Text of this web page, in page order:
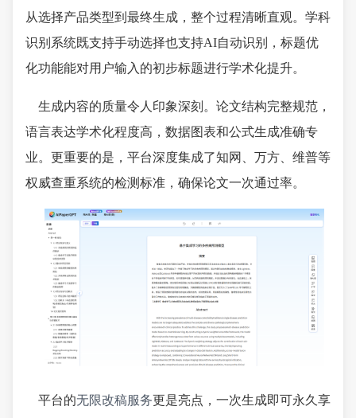
从选择产品类型到最终生成，整个过程清晰直观。学科
识别系统既支持手动选择也支持AI自动识别，标题优
化功能能对用户输入的初步标题进行学术化提升。
生成内容的质量令人印象深刻。论文结构完整规范，
语言表达学术化程度高，数据图表和公式生成准确专
业。更重要的是，平台深度集成了知网、万方、维普等
权威查重系统的检测标准，确保论文一次通过率。
平台的无限改稿服务更是亮点，一次生成即可永久享